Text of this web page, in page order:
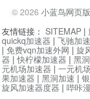
© 2026 小蓝鸟网页
友情链接： SITEMAP |
quickq加速器 | 飞驰加
| 免费vqn加速外网 | 旋
器 |快柠檬加速器 | 黑
元机场加速器 | 一元机场
果加速器 | 黑洞加速 |
旋风加速器度器 | 哔咔